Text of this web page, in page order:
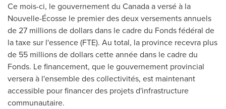
Ce mois-ci, le gouvernement du Canadaa versé à la
Nouvelle-Écosse le premier des deux versements annuels
de 27 millions de dollars dans le cadre du Fonds fédéral de
la taxe sur l'essence (FTE). Au total, la province recevra plus
de 55 millions de dollars cette année dans le cadre du
Fonds. Le financement, que le gouvernement provincial
versera à l'ensemble des collectivités, est maintenant
accessible pour financer des projets d'infrastructure
communautaire.